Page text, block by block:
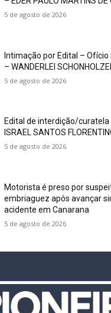
5 de agosto de 2026
Intimação por Edital –
– WANDERLEI
5 de agosto de 2026
Edital de interdição/curatela
ISRAEL SANTOS
5 de agosto de 2026
Motorista é preso por
embriaguez após avançar
acidente em Canarana
5 de agosto de 2026